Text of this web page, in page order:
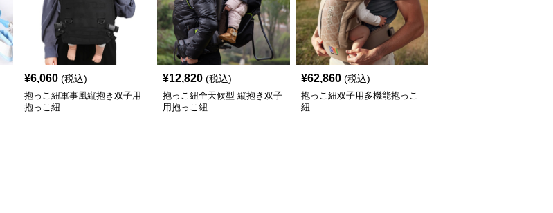
¥6,060 (税込)
抱っこ紐軍事風縦抱き双子用
抱っこ紐
¥12,820 (税込)
抱っこ紐全天候型 縦抱き双子
用抱っこ紐
¥62,860 (税込)
抱っこ紐双子用多機能抱っこ
紐